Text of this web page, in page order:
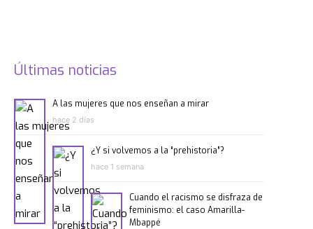
Últimas noticias
A las mujeres que nos enseñan a mirar
hace 2 días
¿Y si volvemos a la “prehistoria”?
hace 1 semana
Cuando el racismo se disfraza de
feminismo: el caso Amarilla-
Mbappé